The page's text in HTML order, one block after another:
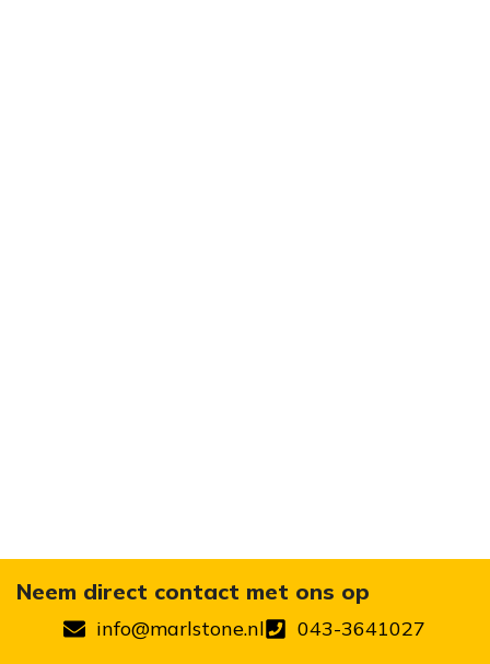
Neem direct contact met ons op
info@marlstone.nl 043-3641027